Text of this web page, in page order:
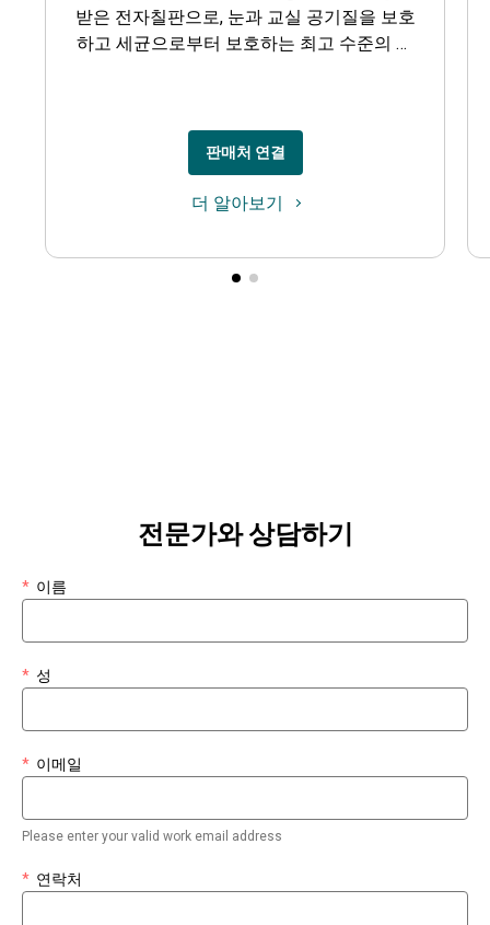
받은 전자칠판으로, 눈과 교실 공기질을 보호
하고 세균으로부터 보호하는 최고 수준의 보
판매처 연결
더 알아보기
전문가와 상담하기
이름
*
성
*
이메일
*
Please enter your valid work email address
연락처
*